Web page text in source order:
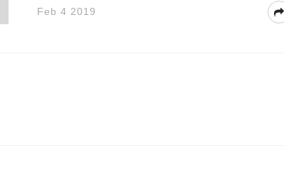
Feb 4 2019